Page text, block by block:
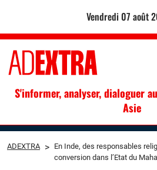
vendredi 07 août
S'informer, analyser, dialoguer
Asie
ADEXTRA > En Inde, des responsables
conversion dans l’Etat du